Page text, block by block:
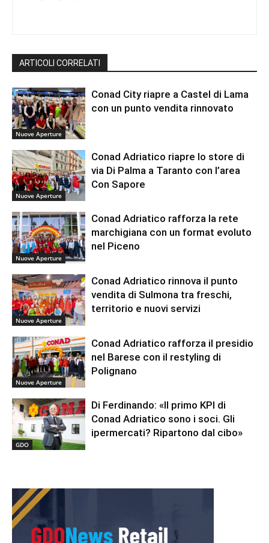
ARTICOLI CORRELATI
Nuove Aperture
Conad City riapre a Castel di Lama
con un punto vendita rinnovato
Nuove Aperture
Conad Adriatico riapre lo store di
via Di Palma a Taranto con l’area
Con Sapore
Nuove Aperture
Conad Adriatico rafforza la rete
marchigiana con un format evoluto
nel Piceno
Nuove Aperture
Conad Adriatico rinnova il punto
vendita di Sulmona tra freschi,
territorio e nuovi servizi
Nuove Aperture
Conad Adriatico rafforza il presidio
nel Barese con il restyling di
Polignano
GDO
Di Ferdinando: «Il primo KPI di
Conad Adriatico sono i soci. Gli
ipermercati? Ripartono dal cibo»